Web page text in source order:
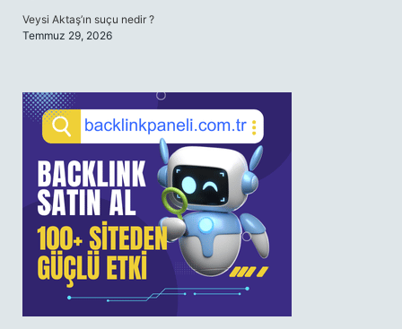
Veysi Aktaş’ın suçu nedir ?
Temmuz 29, 2026